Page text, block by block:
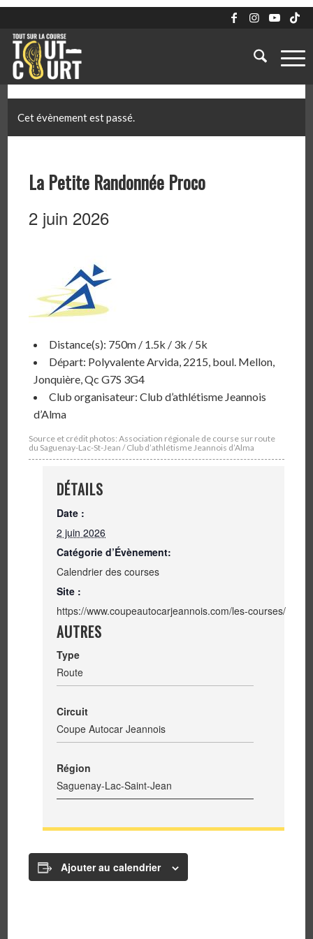
Cet évènement est passé.
La Petite Randonnée Proco
2 juin 2026
Distance(s): 750m / 1.5k / 3k / 5k
Départ: Polyvalente Arvida, 2215, boul. Mellon,
Jonquière, Qc G7S 3G4
Club organisateur: Club d’athlétisme Jeannois
d’Alma
Source et crédit photos: Association régionale de course sur route
du Saguenay-Lac-St-Jean / Club d’athlétisme Jeannois d’Alma
DÉTAILS
Date :
2 juin 2026
Catégorie d’Évènement:
Calendrier des courses
Site :
https://www.coupeautocarjeannois.com/les-courses/
AUTRES
Type
Route
Circuit
Coupe Autocar Jeannois
Région
Saguenay-Lac-Saint-Jean
Ajouter au calendrier